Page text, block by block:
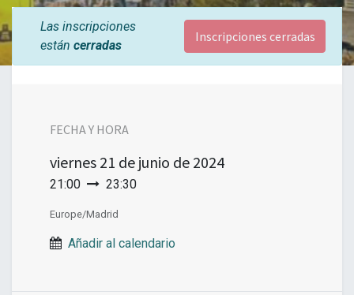
Las inscripciones
están cerradas
Inscripciones cerradas
FECHA Y HORA
viernes 21 de junio de 2024
21:00 23:30
Europe/Madrid
Añadir al calendario